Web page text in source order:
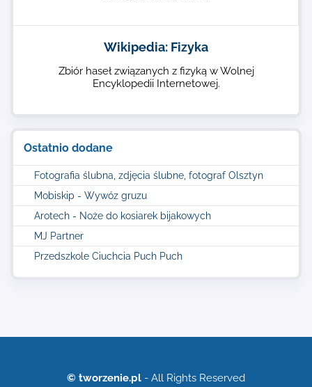
Ostatnio dodane
Fotografia ślubna, zdjęcia ślubne, fotograf Olsztyn
Mobiskip - Wywóz gruzu
Arotech - Noże do kosiarek bijakowych
MJ Partner
Przedszkole Ciuchcia Puch Puch
Wikipedia: Fizyka
Zbiór haseł związanych z fizyką w Wolnej
Encyklopedii Internetowej.
© tworzenie.pl - All Rights Reserved